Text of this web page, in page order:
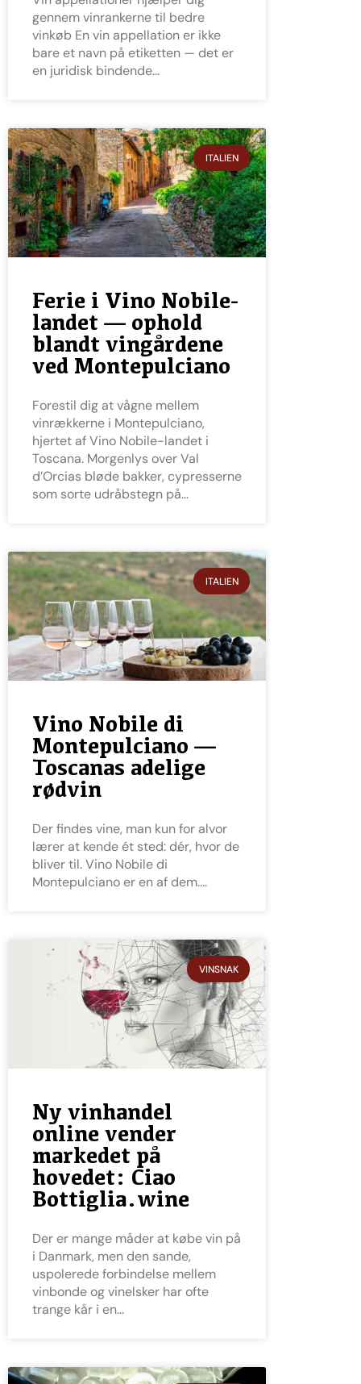
gennem vinrankerne til bedre
vinkøb En vin appellation er ikke
bare et navn på etiketten — det er
en juridisk bindende
ITALIEN
Ferie i Vino Nobile-
landet — ophold
blandt vingårdene
ved Montepulciano
Forestil dig at vågne mellem
vinrækkerne i Montepulciano,
hjertet af Vino Nobile-landet i
Toscana. Morgenlys over Val
d’Orcias bløde bakker, cypresserne
som sorte udråbstegn på
ITALIEN
Vino Nobile di
Montepulciano —
Toscanas adelige
rødvin
Der findes vine, man kun for alvor
lærer at kende ét sted: dér, hvor de
bliver til. Vino Nobile di
Montepulciano er en af dem.
VINSNAK
Ny vinhandel
online vender
markedet på
hovedet: Ciao
Bottiglia.wine
Der er mange måder at købe vin på
i Danmark, men den sande,
uspolerede forbindelse mellem
vinbonde og vinelsker har ofte
trange kår i en